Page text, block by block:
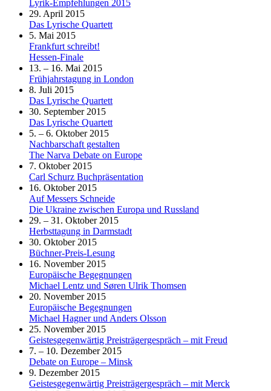
Lyrik-Empfehlungen 2015
29. April 2015
Das Lyrische Quartett
5. Mai 2015
Frankfurt schreibt!
Hessen-Finale
13. – 16. Mai 2015
Frühjahrstagung in London
8. Juli 2015
Das Lyrische Quartett
30. September 2015
Das Lyrische Quartett
5. – 6. Oktober 2015
Nachbarschaft gestalten
The Narva Debate on Europe
7. Oktober 2015
Carl Schurz Buchpräsentation
16. Oktober 2015
Auf Messers Schneide
Die Ukraine zwischen Europa und Russland
29. – 31. Oktober 2015
Herbsttagung in Darmstadt
30. Oktober 2015
Büchner-Preis-Lesung
16. November 2015
Europäische Begegnungen
Michael Lentz und Søren Ulrik Thomsen
20. November 2015
Europäische Begegnungen
Michael Hagner und Anders Olsson
25. November 2015
Geistesgegenwärtig Preisträgergespräch – mit Freud
7. – 10. Dezember 2015
Debate on Europe – Minsk
9. Dezember 2015
Geistesgegenwärtig Preisträgergespräch – mit Merck